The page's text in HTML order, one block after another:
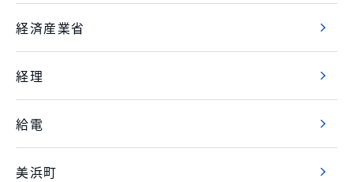
経済産業省
経理
給電
美浜町